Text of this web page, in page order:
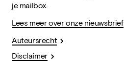
je mailbox.
Lees meer over onze nieuwsbrief
Auteursrecht
Disclaimer